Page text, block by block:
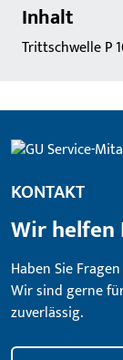
Inhalt
Trittschwelle P
KONTAKT
Wir helfen
Haben Sie
Wir sind gerne
zuverlässig.